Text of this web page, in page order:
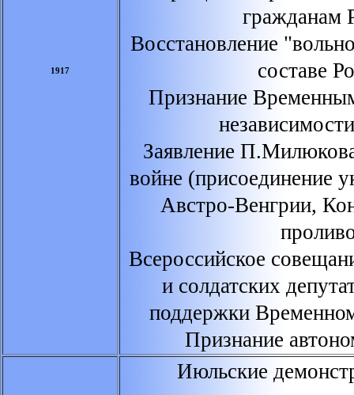
1917
гражданам
Восстановление
составе
Признание
Заявление
войне (присоединение
Австро-Венгрии,
Всероссийское
и солдатских
поддержки
Признание
Июльские